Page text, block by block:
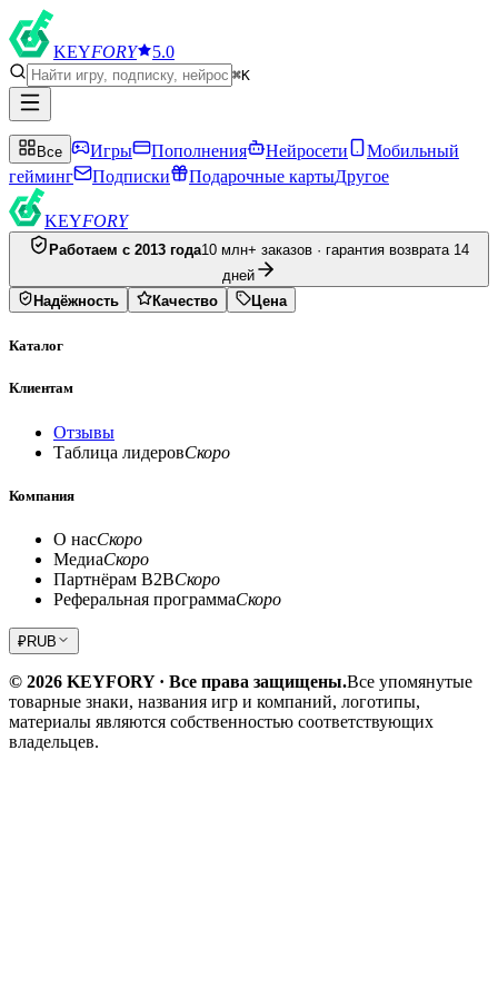
KEYFORY 5.0
⌘K
Все Игры Пополнения Нейросети
Мобильный
гейминг
Подписки Подарочные картыДругое
KEYFORY
Работаем с 2013 года10 млн+ заказов · гарантия возврата 14
дней
Надёжность
Качество Цена
Каталог
Клиентам
Отзывы
Таблица лидеровСкоро
Компания
О насСкоро
МедиаСкоро
Партнёрам B2BСкоро
Реферальная программаСкоро
₽RUB
© 2026 KEYFORY · Все права защищены.Все упомянутые
товарные знаки, названия игр и компаний, логотипы,
материалы являются собственностью соответствующих
владельцев.